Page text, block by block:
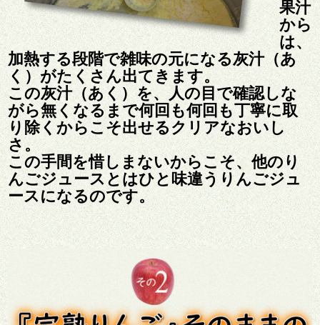
果汁
から
は、
加熱する段階で雑味の元になる灰汁（あ
く）がたくさん出てきます。
この灰汁（あく）を、人の目で確認しな
がら無くなるまで何回も何回も丁寧に取
り除くからこそ出せるクリアなおいし
さ。
この手間を惜しまないからこそ、他のり
んごジュースとはひと味違うりんごジュ
ースになるのです。